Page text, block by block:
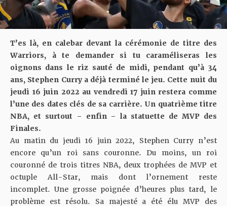
T’es là, en calebar devant la cérémonie de titre des
Warriors, à te demander si tu caraméliseras les
oignons dans le riz sauté de midi, pendant qu’à 34
ans, Stephen Curry a déjà terminé le jeu. Cette nuit du
jeudi 16 juin 2022 au vendredi 17 juin restera comme
l’une des dates clés de sa carrière. Un quatrième titre
NBA, et surtout – enfin – la statuette de MVP des
Finales.
Au matin du jeudi 16 juin 2022, Stephen Curry n’est
encore qu’un roi sans couronne. Du moins, un roi
couronné de trois titres NBA, deux trophées de MVP et
octuple All-Star, mais dont l’ornement reste
incomplet. Une grosse poignée d’heures plus tard, le
problème est résolu. Sa majesté a été élu MVP des